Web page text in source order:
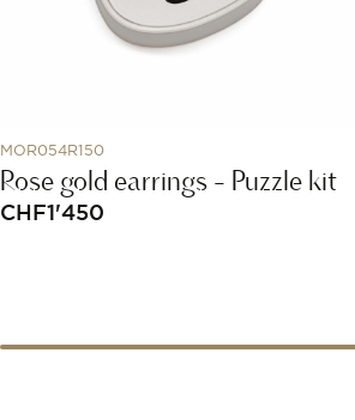
MOR054R150
Rose gold earrings - Puzzle kit
CHF1'450